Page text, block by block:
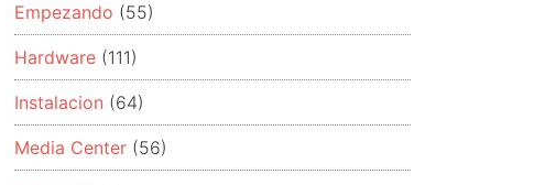
Empezando (55)
Hardware (111)
Instalacion (64)
Media Center (56)